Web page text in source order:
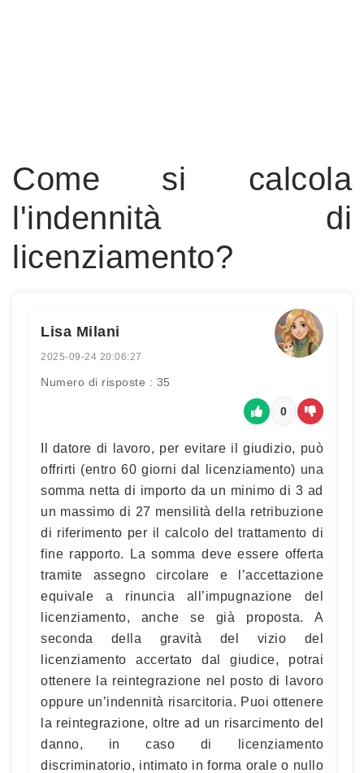
Come si calcola
l'indennità di
licenziamento?
Lisa Milani
2025-09-24 20:06:27
Numero di risposte : 35
0
Il datore di lavoro, per evitare il giudizio, può
offrirti (entro 60 giorni dal licenziamento) una
somma netta di importo da un minimo di 3 ad
un massimo di 27 mensilità della retribuzione
di riferimento per il calcolo del trattamento di
fine rapporto. La somma deve essere offerta
tramite assegno circolare e l’accettazione
equivale a rinuncia all’impugnazione del
licenziamento, anche se già proposta. A
seconda della gravità del vizio del
licenziamento accertato dal giudice, potrai
ottenere la reintegrazione nel posto di lavoro
oppure un’indennità risarcitoria. Puoi ottenere
la reintegrazione, oltre ad un risarcimento del
danno, in caso di licenziamento
discriminatorio, intimato in forma orale o nullo